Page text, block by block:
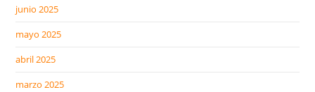
junio 2025
mayo 2025
abril 2025
marzo 2025